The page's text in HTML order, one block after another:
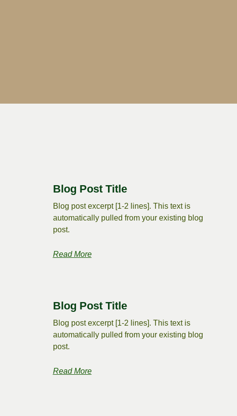
Blog Post Title
Blog post excerpt [1-2 lines]. This text is
automatically pulled from your existing blog
post.
Read More
Blog Post Title
Blog post excerpt [1-2 lines]. This text is
automatically pulled from your existing blog
post.
Read More